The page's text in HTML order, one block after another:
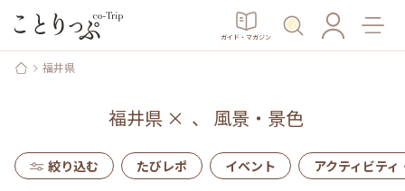
ガイド・マガジン
福井県
福井県 × 、 風景・景色
絞り込む たびレポ イベント アクティビティ